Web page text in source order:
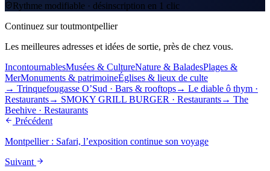
Rythme modifiable · désinscription en 1 clic
Continuez sur toutmontpellier
Les meilleures adresses et idées de sortie, près de chez vous.
IncontournablesMusées & CultureNature & BaladesPlages &
MerMonuments & patrimoineÉglises & lieux de culte
→ Trinquefougasse O’Sud · Bars & rooftops→ Le diable ô thym ·
Restaurants→ SMOKY GRILL BURGER · Restaurants→ The
Beehive · Restaurants
Précédent
Montpellier : Safari, l’exposition continue son voyage
Suivant